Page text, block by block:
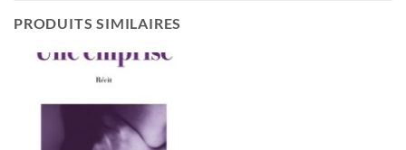
PRODUITS SIMILAIRES